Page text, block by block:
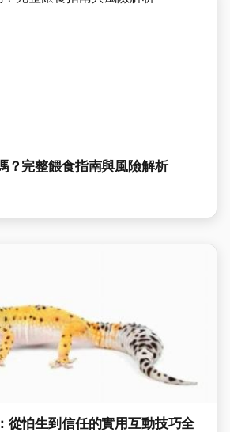
？完整餵食指南與風險解析
從怕生到信任的實用互動技巧全